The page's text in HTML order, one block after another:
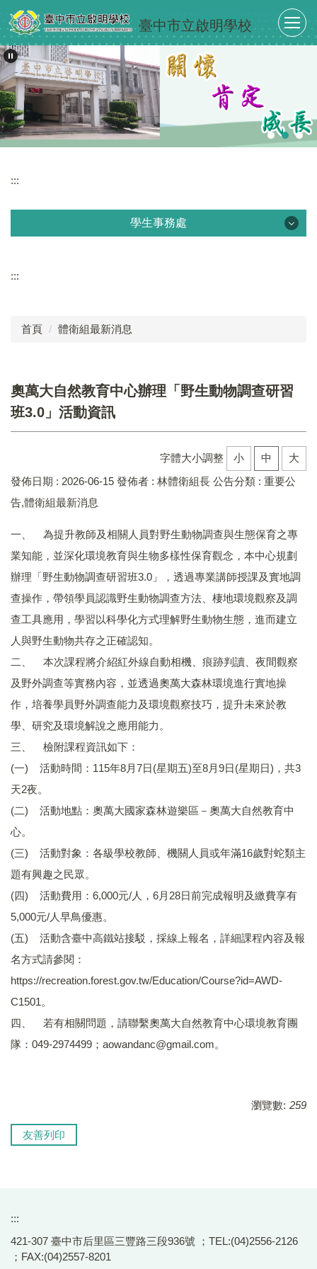
跳
到
主
要
內
容
區
臺中市立啟明學校
:::
學生事務處
法令規章
訓育組
生教組
體衛組
性別平等教育委員會
校園緊急事件危機處理小組
人權法治暨品德教育推行委員會
交通安全教育委員會
伙食委員會
體育發展委員會
推動環境教育委員會
:::
首頁 體衛組最新消息
奧萬大自然教育中心辦理「野生動物調查研習
班3.0」活動資訊
字體大小調整 小 中
大
發佈日期 : 2026-06-15 發佈者 : 林體衛組長 公告分類 : 重要公
告,體衛組最新消息
一、 為提升教師及相關人員對野生動物調查與生態保育之專
業知能，並深化環境教育與生物多樣性保育觀念，本中心規劃
辦理「野生動物調查研習班3.0」，透過專業講師授課及實地調
查操作，帶領學員認識野生動物調查方法、棲地環境觀察及調
查工具應用，學習以科學化方式理解野生動物生態，進而建立
人與野生動物共存之正確認知。
二、 本次課程將介紹紅外線自動相機、痕跡判讀、夜間觀察
及野外調查等實務內容，並透過奧萬大森林環境進行實地操
作，培養學員野外調查能力及環境觀察技巧，提升未來於教
學、研究及環境解說之應用能力。
三、 檢附課程資訊如下：
(一) 活動時間：115年8月7日(星期五)至8月9日(星期日)，共3
天2夜。
(二) 活動地點：奧萬大國家森林遊樂區－奧萬大自然教育中
心。
(三) 活動對象：各級學校教師、機關人員或年滿16歲對蛇類主
題有興趣之民眾。
(四) 活動費用：6,000元/人，6月28日前完成報明及繳費享有
5,000元/人早鳥優惠。
(五) 活動含臺中高鐵站接駁，採線上報名，詳細課程內容及報
名方式請參閱：
https://recreation.forest.gov.tw/Education/Course?id=AWD-
C1501。
四、 若有相關問題，請聯繫奧萬大自然教育中心環境教育團
隊：049-2974499；aowandanc@gmail.com。
瀏覽數: 259
友善列印
:::
421-307 臺中市后里區三豐路三段936號 ；TEL:(04)2556-2126
；FAX:(04)2557-8201